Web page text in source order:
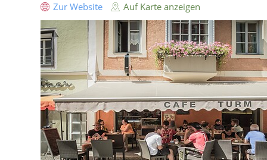
Zur Website Auf Karte anzeigen